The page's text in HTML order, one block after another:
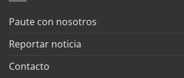
Paute con nosotros
Reportar noticia
Contacto